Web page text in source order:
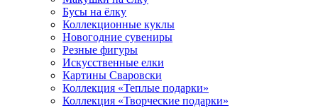
Бусы на ёлку
Коллекционные куклы
Новогодние сувениры
Резные фигуры
Искусственные елки
Картины Сваровски
Коллекция «Теплые подарки»
Коллекция «Творческие подарки»